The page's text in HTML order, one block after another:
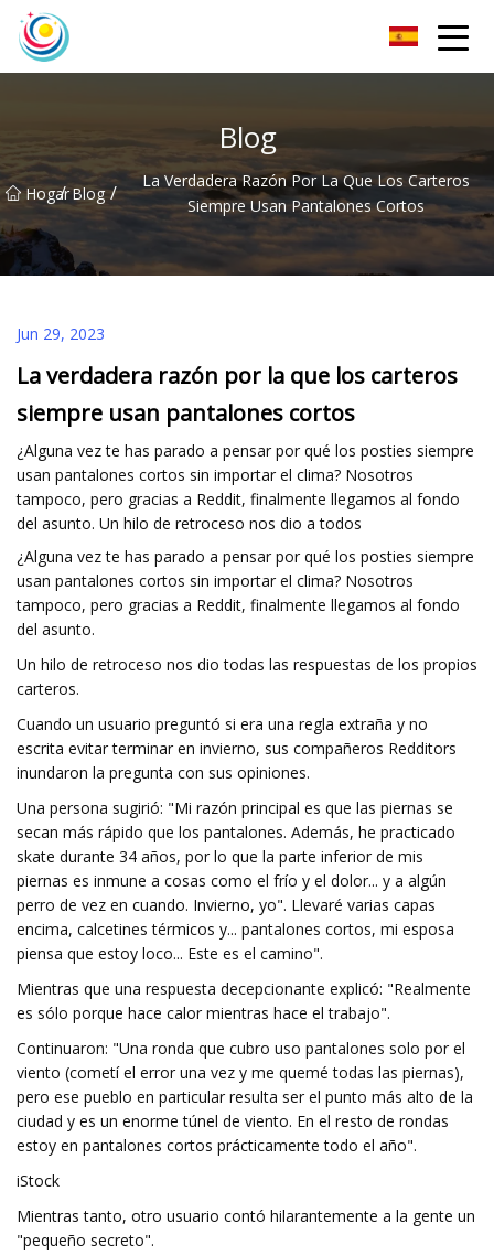
Blog
Hogar
/ Blog /
La Verdadera Razón Por La Que Los Carteros
Siempre Usan Pantalones Cortos
Jun 29, 2023
La verdadera razón por la que los carteros
siempre usan pantalones cortos
¿Alguna vez te has parado a pensar por qué los posties siempre
usan pantalones cortos sin importar el clima? Nosotros
tampoco, pero gracias a Reddit, finalmente llegamos al fondo
del asunto. Un hilo de retroceso nos dio a todos
¿Alguna vez te has parado a pensar por qué los posties siempre
usan pantalones cortos sin importar el clima? Nosotros
tampoco, pero gracias a Reddit, finalmente llegamos al fondo
del asunto.
Un hilo de retroceso nos dio todas las respuestas de los propios
carteros.
Cuando un usuario preguntó si era una regla extraña y no
escrita evitar terminar en invierno, sus compañeros Redditors
inundaron la pregunta con sus opiniones.
Una persona sugirió: "Mi razón principal es que las piernas se
secan más rápido que los pantalones. Además, he practicado
skate durante 34 años, por lo que la parte inferior de mis
piernas es inmune a cosas como el frío y el dolor... y a algún
perro de vez en cuando. Invierno, yo". Llevaré varias capas
encima, calcetines térmicos y... pantalones cortos, mi esposa
piensa que estoy loco... Este es el camino".
Mientras que una respuesta decepcionante explicó: "Realmente
es sólo porque hace calor mientras hace el trabajo".
Continuaron: "Una ronda que cubro uso pantalones solo por el
viento (cometí el error una vez y me quemé todas las piernas),
pero ese pueblo en particular resulta ser el punto más alto de la
ciudad y es un enorme túnel de viento. En el resto de rondas
estoy en pantalones cortos prácticamente todo el año".
iStock
Mientras tanto, otro usuario contó hilarantemente a la gente un
"pequeño secreto".